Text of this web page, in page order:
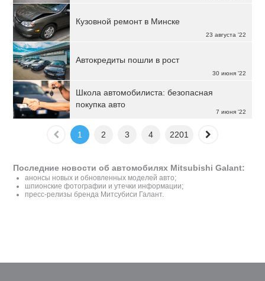
23 августа '22
Кузовной ремонт в Минске
30 июня '22
Автокредиты пошли в рост
7 июня '22
Школа автомобилиста: безопасная
покупка авто
1 2 3 4 2201
Последние новости об автомобилях Mitsubishi Galant:
анонсы новых и обновленных моделей авто;
шпионские фотографии и утечки информации;
пресс-релизы бренда Митсубиси Галант.